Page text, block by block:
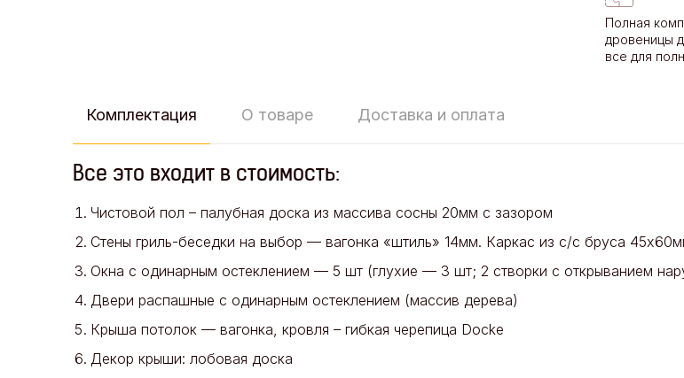
Полная
дровеницы
все для
Комплектация О товаре Доставка и оплата
Все это входит в стоимость:
Чистовой пол – палубная доска из массива сосны 20мм с зазором
Стены гриль-беседки на выбор — вагонка «штиль» 14мм. Каркас из с/с бруса
Окна с одинарным остеклением — 5 шт (глухие — 3 шт; 2 створки с открыванием
Двери распашные с одинарным остеклением (массив дерева)
Крыша потолок — вагонка, кровля – гибкая черепица Docke
Декор крыши: лобовая доска